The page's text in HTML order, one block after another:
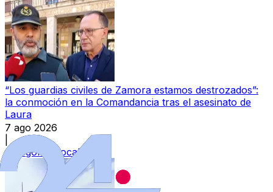
“Los guardias civiles de Zamora estamos destrozados”:
la conmoción en la Comandancia tras el asesinato de
Laura
7 ago 2026
Categoría:
Local